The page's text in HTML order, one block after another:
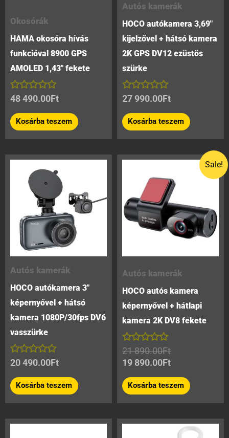
Okosórák
HAMA okosóra hívás
funkcióval 8900 GPS
AMOLED 1,43″ fekete
Értékelés:
/
5
48 490.00Ft
Kosárba teszem
Autós kamerák
HOCO autókamera 3,69″
kijelzővel + hátsó kamera
2K GPS DV12 ezüstös
szürke
Értékelés:
/
5
27 990.00Ft
Kosárba teszem
Autós kamerák
HOCO autókamera 3″
képernyővel + hátsó
kamera 1080P/30fps DV6
vasszürke
Értékelés:
/
5
20 490.00Ft
Kosárba teszem
Sale!
Autós kamerák
HOCO autós kamera
képernyővel + hátlapi
kamera 2K DV8 fekete
Értékelés:
0
/
21 890.00Ft
Original
was:
21
890.00Ft.
19 890.00Ft
Current
is:
19
890.00Ft.
Kosárba teszem